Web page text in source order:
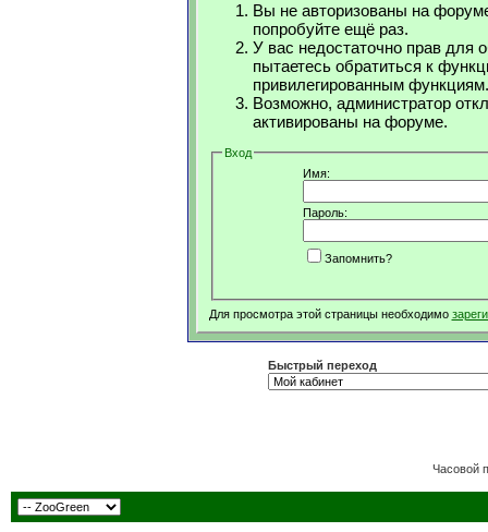
Вы не авторизованы на
попробуйте ещё раз.
У вас недостаточно прав для
пытаетесь обратиться к
привилегированным функциям.
Возможно, администратор
активированы на форуме.
Вход
Имя:
Пароль:
Запомнить?
Для просмотра этой страницы необходимо
Быстрый переход
Часовой